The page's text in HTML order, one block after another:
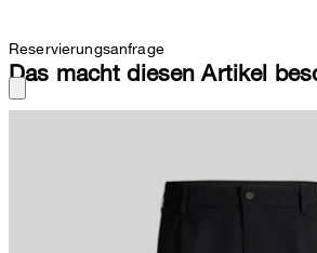
Reservierungsanfrage
Das macht diesen Artikel
lockere Passform. Der stretchige Wollmix